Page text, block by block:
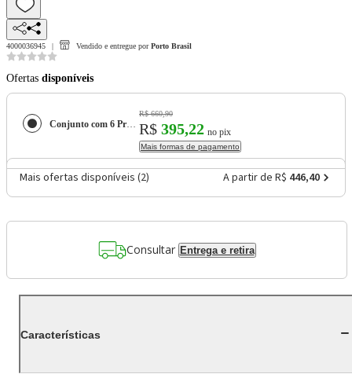
4000036945 Vendido e entregue por Porto Brasil
Ofertas disponíveis
Conjunto com 6 Pratos Raso Bio Oceano Ø29cm
R$ 660,90
R$ 395,22 no pix
Mais formas de pagamento
Mais ofertas disponíveis (2) A partir de R$ 446,40
Consultar Entrega e retira
Características